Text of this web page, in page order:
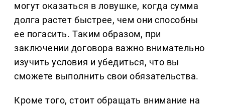
могут оказаться в ловушке, когда сумма
долга растет быстрее, чем они способны
ее погасить. Таким образом, при
заключении договора важно внимательно
изучить условия и убедиться, что вы
сможете выполнить свои обязательства.
Кроме того, стоит обращать внимание на